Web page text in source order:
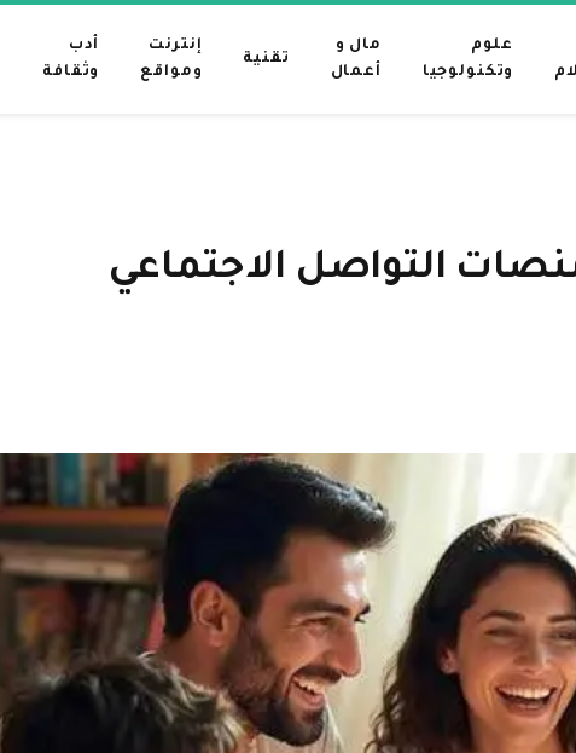
علوم
وتكنولوجيا
مال و
أعمال
تقنية
إنترنت
ومواقع
أدب
وثقافة